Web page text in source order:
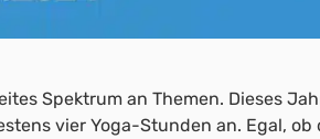
Spektrum an Themen. Dieses
vier Yoga-Stunden an. Egal,